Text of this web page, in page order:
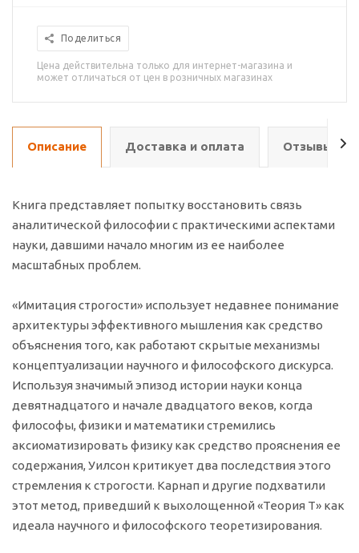
Поделиться
Цена действительна только для интернет-магазина и
может отличаться от цен в розничных магазинах
Описание Доставка и оплата Отзывы о
Книга представляет попытку восстановить связь
аналитической философии с практическими аспектами
науки, давшими начало многим из ее наиболее
масштабных проблем.
«Имитация строгости» использует недавнее понимание
архитектуры эффективного мышления как средство
объяснения того, как работают скрытые механизмы
концептуализации научного и философского дискурса.
Используя значимый эпизод истории науки конца
девятнадцатого и начале двадцатого веков, когда
философы, физики и математики стремились
аксиоматизировать физику как средство прояснения ее
содержания, Уилсон критикует два последствия этого
стремления к строгости. Карнап и другие подхватили
этот метод, приведший к выхолощенной «Теория Т» как
идеала научного и философского теоретизирования.